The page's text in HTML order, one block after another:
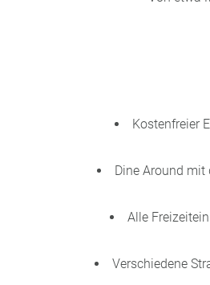
Kostenfreier
Dine Around mit
Alle
Verschiedene